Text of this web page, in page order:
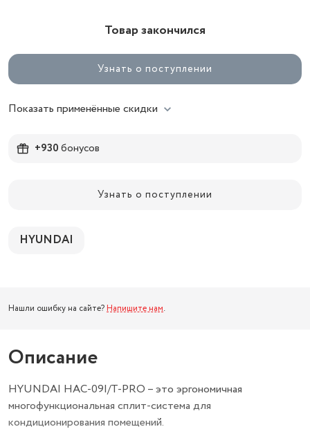
Товар закончился
Узнать о поступлении
Показать применённые скидки
+930бонусов
Узнать о поступлении
HYUNDAI
Нашли ошибку на сайте? Напишите нам.
Описание
HYUNDAI HAC-09I/T-PRO – это эргономичная
многофункциональная сплит-система для
кондиционирования помещений.